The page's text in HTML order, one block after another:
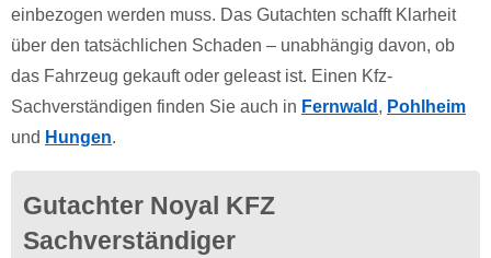
einbezogen werden muss. Das Gutachten schafft Klarheit
über den tatsächlichen Schaden – unabhängig davon, ob
das Fahrzeug gekauft oder geleast ist. Einen Kfz-
Sachverständigen finden Sie auch in Fernwald , Pohlheim
und Hungen.
Gutachter Noyal KFZ
Sachverständiger